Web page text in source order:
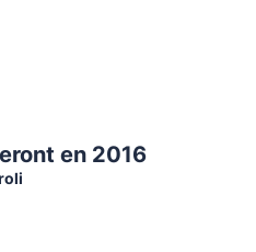
en 2016